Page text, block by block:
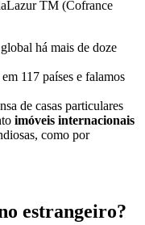
TM (Cofrance
há mais de doze
117 países e falamos
de casas particulares
imóveis internacionais
como por
estrangeiro?